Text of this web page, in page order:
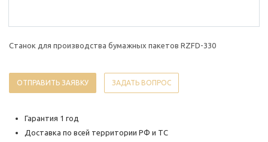
Станок для производства бумажных пакетов RZFD-330
ОТПРАВИТЬ ЗАЯВКУ ЗАДАТЬ ВОПРОС
Гарантия 1 год
Доставка по всей территории РФ и ТС